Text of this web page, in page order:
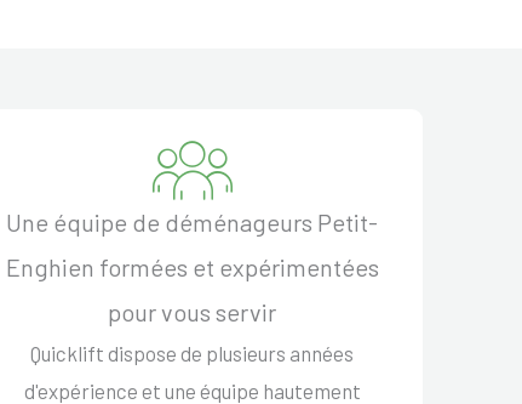
Une équipe de déménageurs Petit-
Enghien formées et expérimentées
pour vous servir
Quicklift dispose de plusieurs années
d'expérience et une équipe hautement